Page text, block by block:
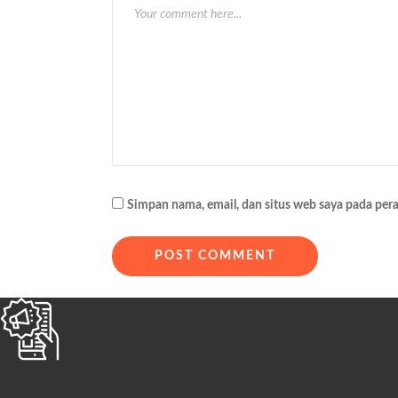
Simpan nama, email, dan situs web saya pada